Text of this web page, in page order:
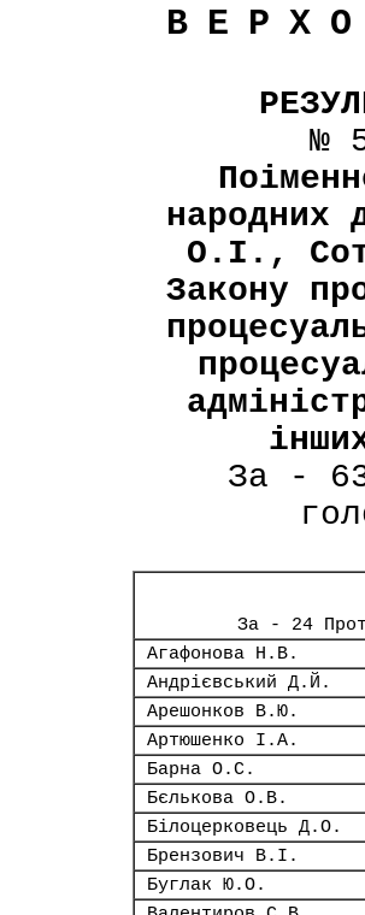
№
народних
О.І.,
Закону
За -
За - 24
Агафонова Н.В.
Андрієвський Д.Й.
Арешонков В.Ю.
Артюшенко І.А.
Барна О.С.
Бєлькова О.В.
Білоцерковець Д.О.
Брензович В.І.
Буглак Ю.О.